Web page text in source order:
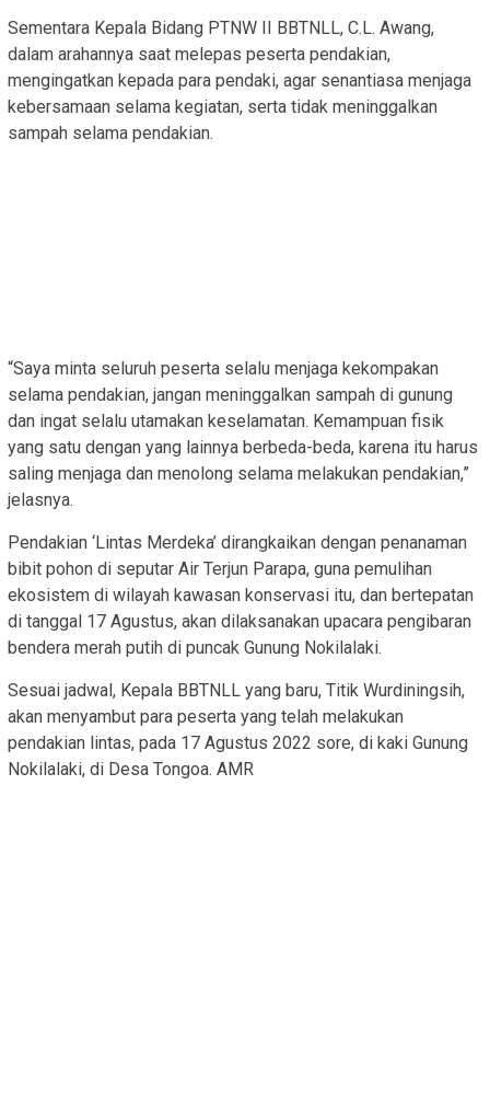
Sementara Kepala Bidang PTNW II BBTNLL, C.L. Awang,
dalam arahannya saat melepas peserta pendakian,
mengingatkan kepada para pendaki, agar senantiasa menjaga
kebersamaan selama kegiatan, serta tidak meninggalkan
sampah selama pendakian.
“Saya minta seluruh peserta selalu menjaga kekompakan
selama pendakian, jangan meninggalkan sampah di gunung
dan ingat selalu utamakan keselamatan. Kemampuan fisik
yang satu dengan yang lainnya berbeda-beda, karena itu harus
saling menjaga dan menolong selama melakukan pendakian,”
jelasnya.
Pendakian ‘Lintas Merdeka’ dirangkaikan dengan penanaman
bibit pohon di seputar Air Terjun Parapa, guna pemulihan
ekosistem di wilayah kawasan konservasi itu, dan bertepatan
di tanggal 17 Agustus, akan dilaksanakan upacara pengibaran
bendera merah putih di puncak Gunung Nokilalaki.
Sesuai jadwal, Kepala BBTNLL yang baru, Titik Wurdiningsih,
akan menyambut para peserta yang telah melakukan
pendakian lintas, pada 17 Agustus 2022 sore, di kaki Gunung
Nokilalaki, di Desa Tongoa. AMR